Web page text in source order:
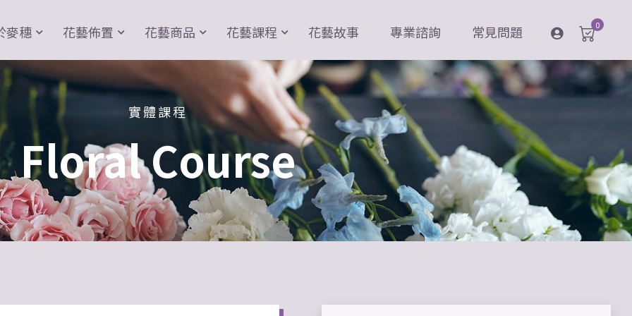
麥穗 花藝佈置 花藝商品 花藝課程 花藝故事 專業諮詢 常見問題 登入 0
實體課程
Floral Course